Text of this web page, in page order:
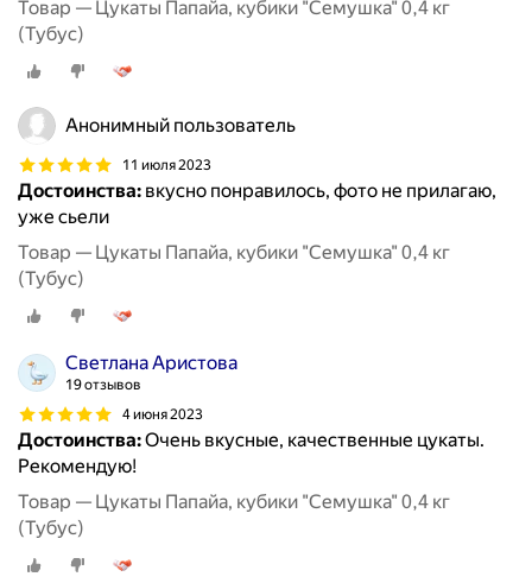
Товар — Цукаты Папайа, кубики "Семушка" 0,4 кг
(Тубус)
Анонимный пользователь
11 июля 2023
Достоинства: вкусно понравилось, фото не прилагаю,
уже сьели
Товар — Цукаты Папайа, кубики "Семушка" 0,4 кг
(Тубус)
Светлана Аристова
19 отзывов
4 июня 2023
Достоинства:Очень вкусные, качественные цукаты.
Рекомендую!
Товар — Цукаты Папайа, кубики "Семушка" 0,4 кг
(Тубус)